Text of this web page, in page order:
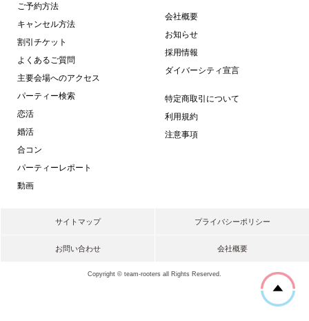
ご予約方法
キャンセル方法
割引チケット
よくあるご質問
主要会場へのアクセス
パーティー検索
恋活
婚活
合コン
パーティーレポート
動画
会社概要
お知らせ
採用情報
ダイバーシティ宣言
特定商取引について
利用規約
注意事項
サイトマップ プライバシーポリシー
お問い合わせ 会社概要
Copyright © team-rooters all Rights Reserved.